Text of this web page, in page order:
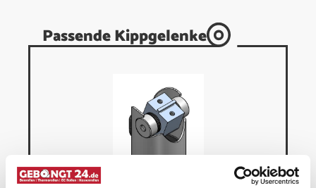
Passende Kippgelenke